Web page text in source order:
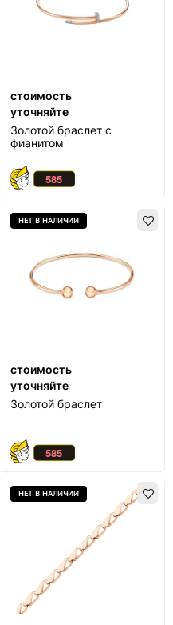
стоимость
уточняйте
Золотой браслет с
фианитом
НЕТ В НАЛИЧИИ
стоимость
уточняйте
Золотой браслет
НЕТ В НАЛИЧИИ